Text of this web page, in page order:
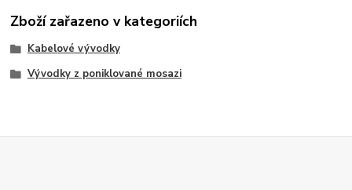
Zboží zařazeno v kategoriích
Kabelové vývodky
Vývodky z poniklované mosazi